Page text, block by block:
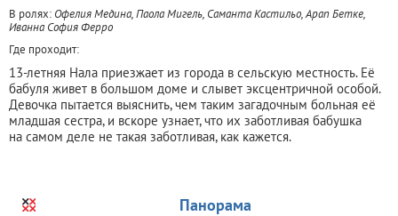
В ролях: Офелия Медина, Паола Мигель, Саманта Кастильо, Арап Бетке,
Иванна София Ферро
Где проходит:
13-летняя Нала приезжает из города в сельскую местность. Её
бабуля живет в большом доме и слывет эксцентричной особой.
Девочка пытается выяснить, чем таким загадочным больная её
младшая сестра, и вскоре узнает, что их заботливая бабушка
на самом деле не такая заботливая, как кажется.
Панорама